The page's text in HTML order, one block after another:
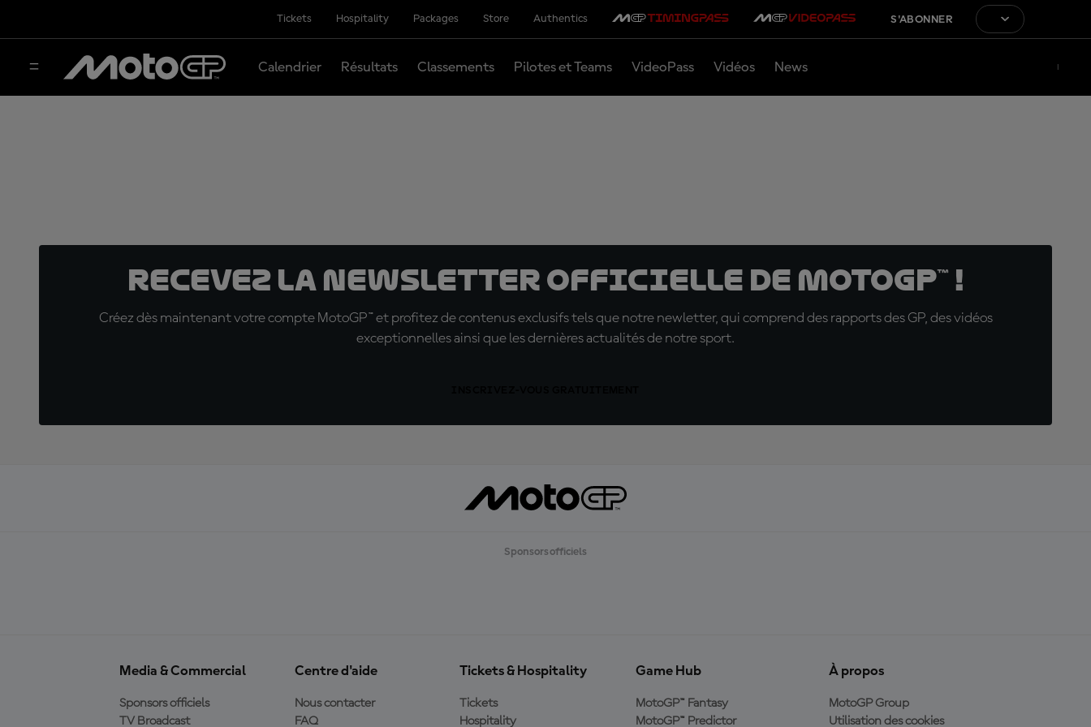
Tickets Hospitality Packages Store Authentics S'ABONNER
Calendrier Résultats Classements Pilotes et Teams VideoPass Vidéos News
Recevez la Newsletter officielle de MotoGP™ !
Créez dès maintenant votre compte MotoGP™ et profitez de contenus exclusifs tels que notre newletter, qui comprend des rapports des GP, des vidéos
exceptionnelles ainsi que les dernières actualités de notre sport.
Sponsors officiels
Media & Commercial
Sponsors officiels
TV Broadcast
Centre d'aide
Nous contacter
FAQ
Tickets & Hospitality
Tickets
Hospitality
Game Hub
MotoGP™ Fantasy
MotoGP™ Predictor
À propos
MotoGP Group
Utilisation des cookies